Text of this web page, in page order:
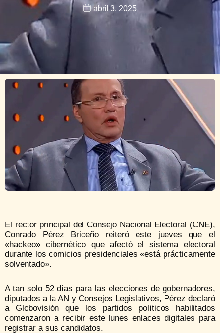
abril 3, 2025
El rector principal del Consejo Nacional Electoral (CNE),
Conrado Pérez Briceño reiteró este jueves que el
«hackeo» cibernético que afectó el sistema electoral
durante los comicios presidenciales «está prácticamente
solventado».
A tan solo 52 días para las elecciones de gobernadores,
diputados a la AN y Consejos Legislativos, Pérez declaró
a Globovisión que los partidos políticos habilitados
comenzaron a recibir este lunes enlaces digitales para
registrar a sus candidatos.